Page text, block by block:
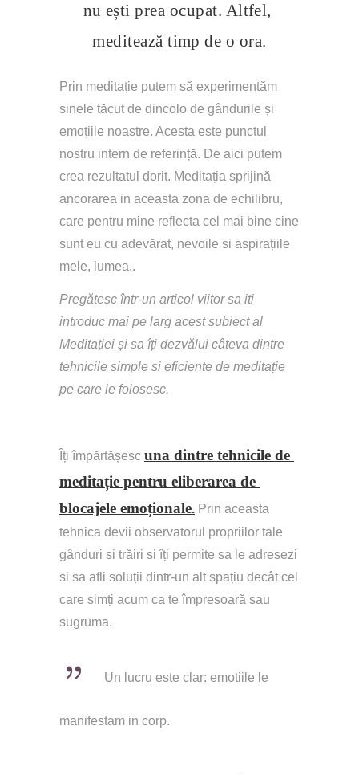
nu ești prea ocupat. Altfel,
meditează timp de o ora.
Prin meditație putem să experimentăm
sinele tăcut de dincolo de gândurile și
emoțiile noastre. Acesta este punctul
nostru intern de referință. De aici putem
crea rezultatul dorit. Meditația sprijină
ancorarea in aceasta zona de echilibru,
care pentru mine reflecta cel mai bine cine
sunt eu cu adevărat, nevoile si aspirațiile
mele, lumea..
Pregătesc într-un articol viitor sa iti
introduc mai pe larg acest subiect al
Meditației și sa îți dezvălui câteva dintre
tehnicile simple si eficiente de meditație
pe care le folosesc.
Îți împărtășesc una dintre tehnicile de
meditație pentru eliberarea de
blocajele emoționale. Prin aceasta
tehnica devii observatorul propriilor tale
gânduri si trăiri si îți permite sa le adresezi
si sa afli soluții dintr-un alt spațiu decât cel
care simți acum ca te împresoară sau
sugruma.
Un lucru este clar: emotiile le
manifestam in corp.